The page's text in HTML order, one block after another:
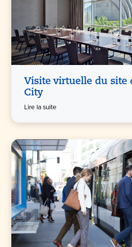
Visite virtuelle du site
City
Lire la suite